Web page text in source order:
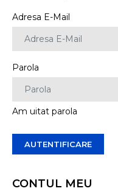
Adresa E-Mail
Parola
Am uitat parola
CONTUL MEU